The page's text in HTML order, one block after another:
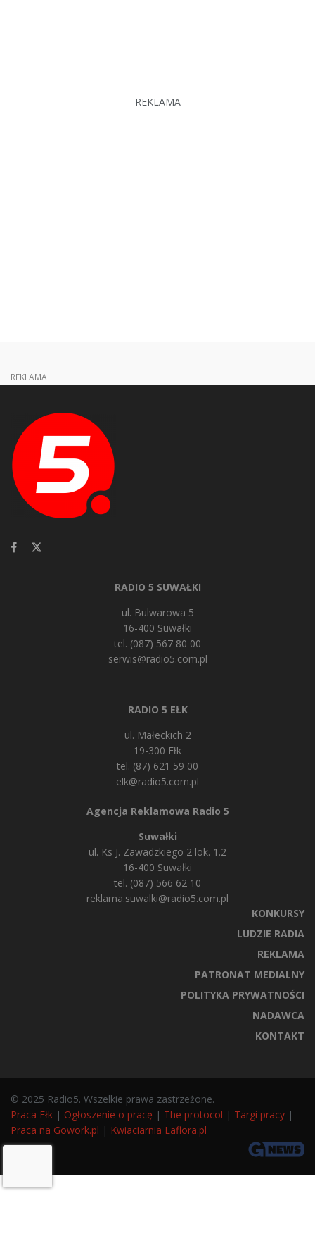
REKLAMA
REKLAMA
RADIO 5 SUWAŁKI
ul. Bulwarowa 5
16-400 Suwałki
tel. (087) 567 80 00
serwis@radio5.com.pl
RADIO 5 EŁK
ul. Małeckich 2
19-300 Ełk
tel. (87) 621 59 00
elk@radio5.com.pl
Agencja Reklamowa Radio 5
Suwałki
ul. Ks J. Zawadzkiego 2 lok. 1.2
16-400 Suwałki
tel. (087) 566 62 10
reklama.suwalki@radio5.com.pl
KONKURSY
LUDZIE RADIA
REKLAMA
PATRONAT MEDIALNY
POLITYKA PRYWATNOŚCI
NADAWCA
KONTAKT
© 2025 Radio5. Wszelkie prawa zastrzeżone.
Praca Ełk | Ogłoszenie o pracę | The protocol | Targi pracy |
Praca na Gowork.pl | Kwiaciarnia Laflora.pl